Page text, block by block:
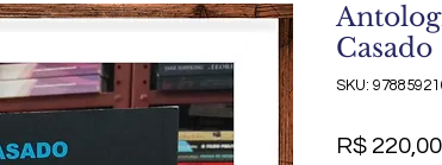
Casado
SKU:
R$ 220,00